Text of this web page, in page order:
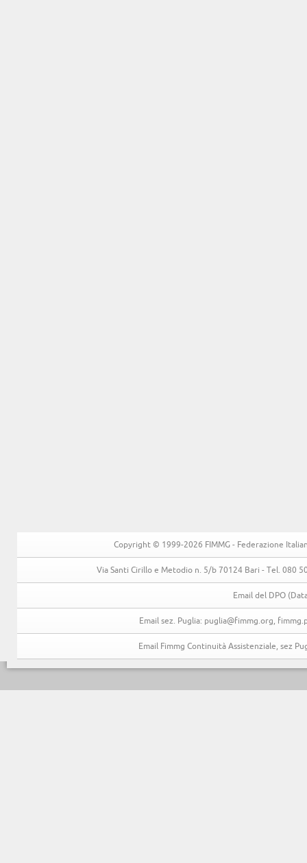
Copyright © 1999-2026 FIMMG - Federazione
Via Santi Cirillo e Metodio n. 5/b 70124 Bari - Tel. 080
Email del DPO
Email sez. Puglia: puglia@fimmg.org,
Email Fimmg Continuità Assistenziale, sez